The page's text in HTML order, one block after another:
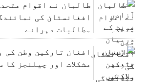
طالبان نے اقوام
افغانستان کی
مطالبات دہرائے
افغان تارکین وطن کی
مشکلات اور چیلنجز کا